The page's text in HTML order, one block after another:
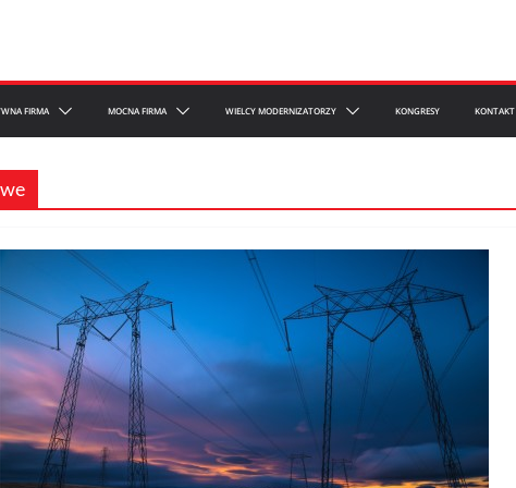
FIRMA MOCNA FIRMA WIELCY MODERNIZATORZY KONGRESY KONTAKT